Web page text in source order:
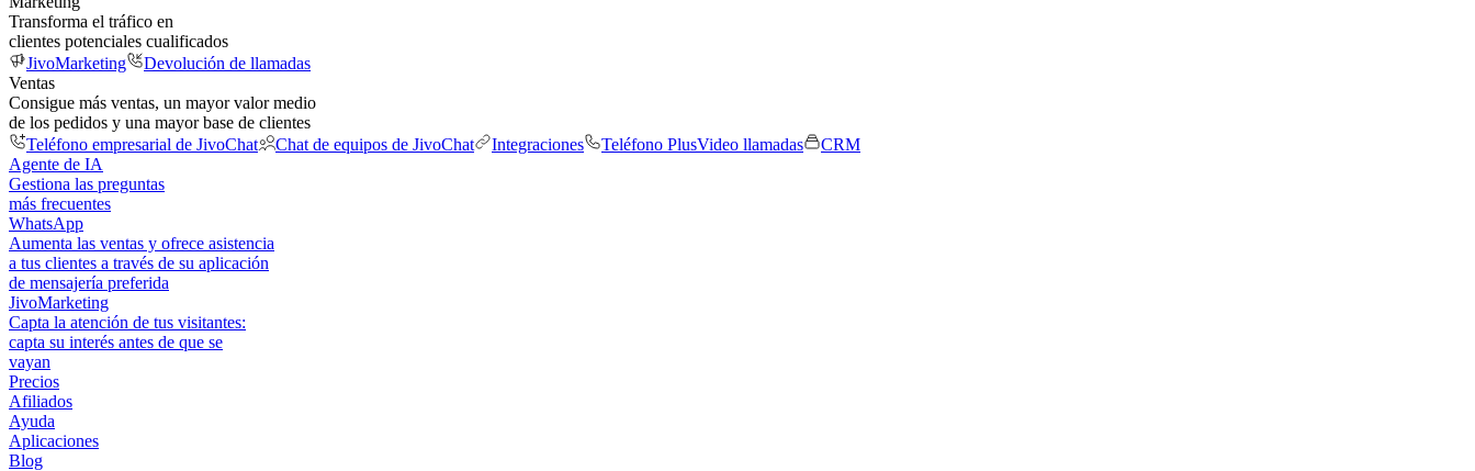
Transforma el tráfico en
clientes potenciales cualificados
JivoMarketing
Devolución de llamadas
Ventas
Consigue más ventas, un mayor valor medio
de los pedidos y una mayor base de clientes
Teléfono empresarial de JivoChat
Chat de equipos de JivoChat Integraciones Teléfono PlusVideo llamadas
CRM
Agente de IA
Gestiona las preguntas
más frecuentes
WhatsApp
Aumenta las ventas y ofrece asistencia
a tus clientes a través de su aplicación
de mensajería preferida
JivoMarketing
Capta la atención de tus visitantes:
capta su interés antes de que se
vayan
Precios
Afiliados
Ayuda
Aplicaciones
Blog